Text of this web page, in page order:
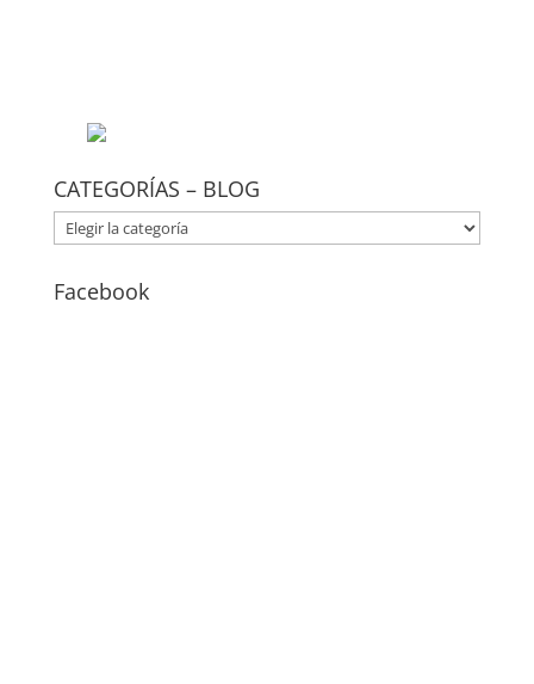
CATEGORÍAS – BLOG
CATEGORÍAS
–
Facebook